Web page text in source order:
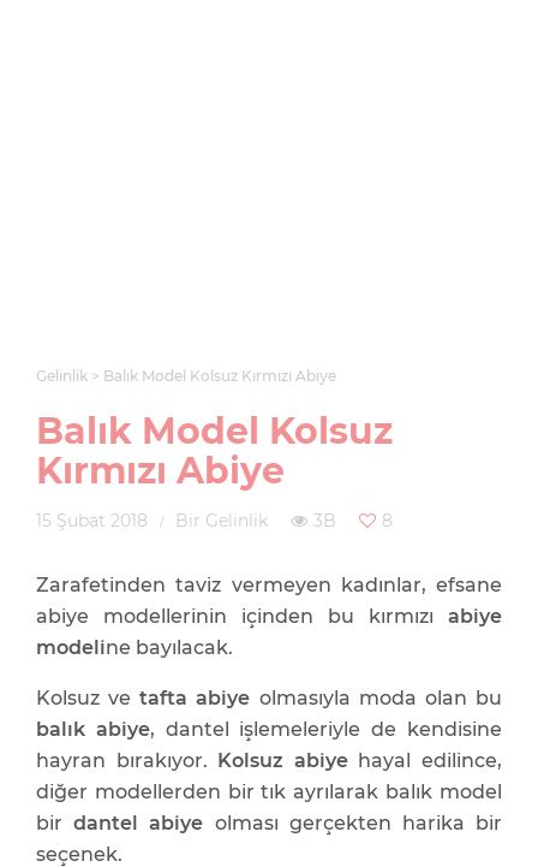
Gelinlik Balık Model Kolsuz Kırmızı Abiye
Balık Model Kolsuz
Kırmızı Abiye
15 Şubat 2018 Bir Gelinlik 3B 8
Zarafetinden taviz vermeyen kadınlar, efsane
abiye modellerinin içinden bu kırmızı abiye
modeline bayılacak.
Kolsuz vetafta abiye olmasıyla moda olan bu
balık abiye, dantel işlemeleriyle de kendisine
hayran bırakıyor. Kolsuz abiyehayal edilince,
diğer modellerden bir tık ayrılarak balık model
birdantel abiye olması gerçekten harika bir
seçenek.